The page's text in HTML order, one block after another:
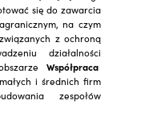
się do zawarcia
na czym
z ochroną
działalności
Współpraca
i średnich firm
zespołów